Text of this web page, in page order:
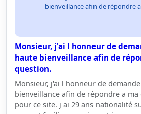
bienveillance afin de répondre
Monsieur, j'ai l honneur de
haute bienveillance afin de
question.
Monsieur, j'ai l honneur de
bienveillance afin de répondre a
pour ce site. j ai 29 ans nationalité